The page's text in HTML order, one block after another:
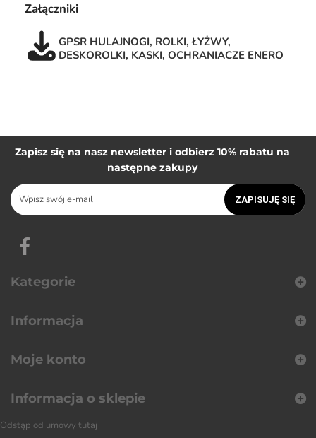
Załączniki
GPSR HULAJNOGI, ROLKI, ŁYŻWY,
DESKOROLKI, KASKI, OCHRANIACZE ENERO
Zapisz się na nasz newsletter i odbierz 10% rabatu na
następne zakupy
ZAPISUJĘ SIĘ
Kategorie
Informacja
Moje konto
Informacja o sklepie
Odstąp od umowy tutaj